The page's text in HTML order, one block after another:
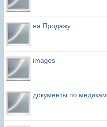
на Продажу
images
документы по медикам